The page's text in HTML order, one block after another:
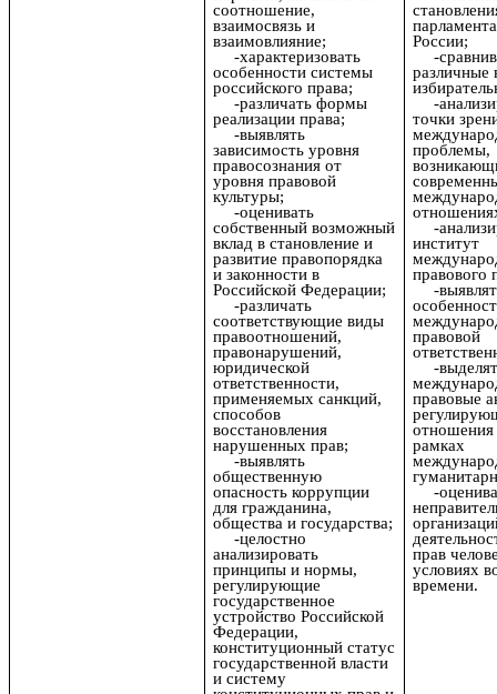
соотношение,
взаимосвязь и
взаимовлияние;
-характеризовать
особенности системы
российского права;
-различать формы
реализации права;
-выявлять
зависимость уровня
правосознания от
уровня правовой
культуры;
-оценивать
собственный возможный
вклад в становление и
развитие правопорядка
и законности в
Российской Федерации;
-различать
соответствующие виды
правоотношений,
правонарушений,
юридической
ответственности,
применяемых санкций,
способов
восстановления
нарушенных прав;
-выявлять
общественную
опасность коррупции
для гражданина,
общества и государства;
-целостно
анализировать
принципы и нормы,
регулирующие
государственное
устройство Российской
Федерации,
конституционный статус
государственной власти
и систему
России;
-
различные
-
точки
проблемы,
-
институт
правового
-
правовой
-
правовые
отношения
рамках
-
прав
условиях
времени.